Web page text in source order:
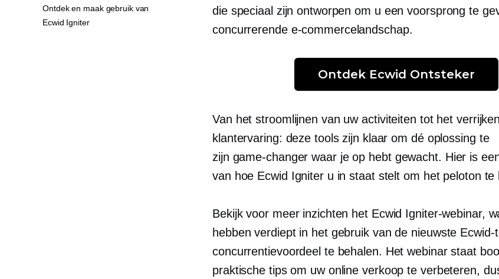
die speciaal zijn ontworpen om u een voorsprong te
concurrerende e-commercelandschap.
Ontdek Ecwid Ontsteker
Van het stroomlijnen van uw activiteiten tot het
klantervaring: deze tools zijn klaar om dé oplossing te
zijn game-changer waar je op hebt gewacht. Hier is
van hoe Ecwid Igniter u in staat stelt om het peloton te
Bekijk voor meer inzichten het Ecwid Igniter-webinar,
hebben verdiept in het gebruik van de nieuwste Ecwid-
concurrentievoordeel te behalen. Het webinar staat
praktische tips om uw online verkoop te verbeteren,
Ontdek en maak gebruik van
Ecwid Igniter